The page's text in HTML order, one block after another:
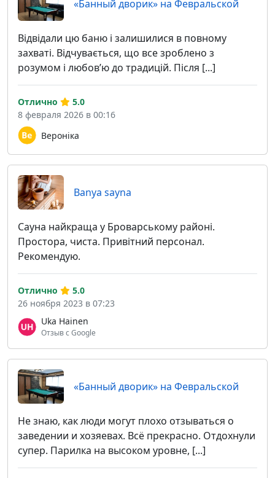
«Банный дворик» на Февральской
Відвідали цю баню і залишилися в повному
захваті. Відчувається, що все зроблено з
розумом і любов’ю до традицій. Після [...]
Вероніка
Отлично
5.0
8 февраля 2026 в 00:16
Banya sayna
Сауна найкраща у Броварському районі.
Простора, чиста. Привітний персонал.
Рекомендую.
Uka Hainen
Отзыв с Google
Отлично
5.0
26 ноября 2023 в 07:23
«Банный дворик» на Февральской
Не знаю, как люди могут плохо отзываться о
заведении и хозяевах. Всё прекрасно. Отдохнули
супер. Парилка на высоком уровне, [...]